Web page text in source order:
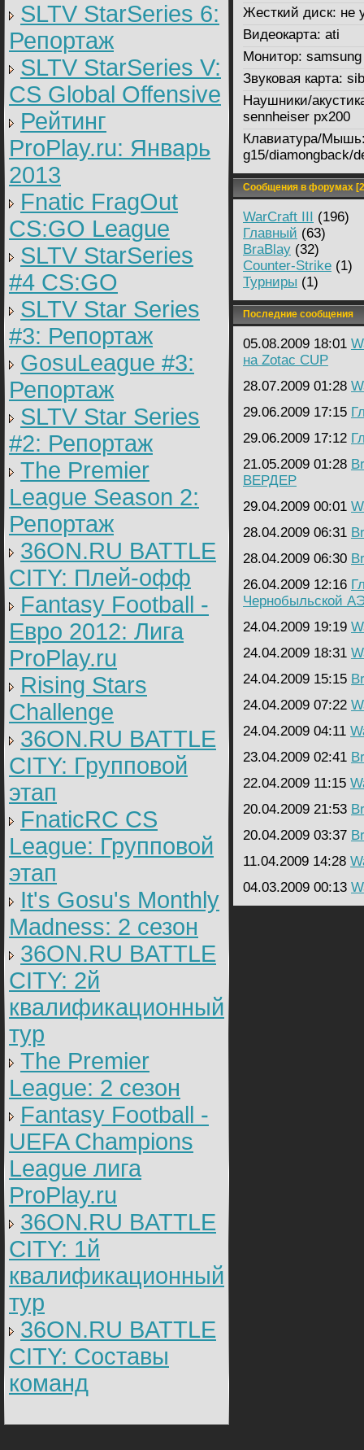
SLTV StarSeries 6:
Репортаж
SLTV StarSeries V:
CS Global Offensive
Рейтинг
ProPlay.ru: Январь
2013
Fnatic FragOut
CS:GO League
SLTV StarSeries
#4 CS:GO
SLTV Star Series
#3: Репортаж
GosuLeague #3:
Репортаж
SLTV Star Series
#2: Репортаж
The Premier
League Season 2:
Репортаж
36ON.RU BATTLE
CITY: Плей-офф
Fantasy Football -
Евро 2012: Лига
ProPlay.ru
Rising Stars
Challenge
36ON.RU BATTLE
CITY: Групповой
этап
FnaticRC CS
League: Групповой
этап
It's Gosu's Monthly
Madness: 2 сезон
36ON.RU BATTLE
CITY: 2й
квалификационный
тур
The Premier
League: 2 cезон
Fantasy Football -
UEFA Champions
League лига
ProPlay.ru
36ON.RU BATTLE
CITY: 1й
квалификационный
тур
36ON.RU BATTLE
CITY: Составы
команд
Жесткий диск: не
Видеокарта: ati
Монитор: samsung
Звуковая карта:
Наушники/
sennheiser px200
Клавиатура/
g15/diamongback/
Сообщения в форумах
WarCraft III (196)
Главный (63)
BraBlay (32)
Counter-Strike (1)
Турниры (1)
Последние сообщения
05.08.2009 18:01
на Zotac CUP
28.07.2009 01:28
29.06.2009 17:15
29.06.2009 17:12
21.05.2009 01:28
ВЕРДЕР
29.04.2009 00:01
28.04.2009 06:31
28.04.2009 06:30
26.04.2009 12:16
Чернобыльской
24.04.2009 19:19
24.04.2009 18:31
24.04.2009 15:15
24.04.2009 07:22
24.04.2009 04:11
23.04.2009 02:41
22.04.2009 11:15
20.04.2009 21:53
20.04.2009 03:37
11.04.2009 14:28
04.03.2009 00:13